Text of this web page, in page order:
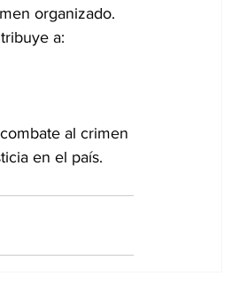
organizado.
a:
al crimen
en el país.